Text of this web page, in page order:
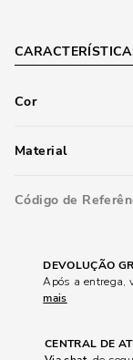
Cor
Material
Código de
DEVOLUÇÃO
Após a entrega,
mais
CENTRAL DE